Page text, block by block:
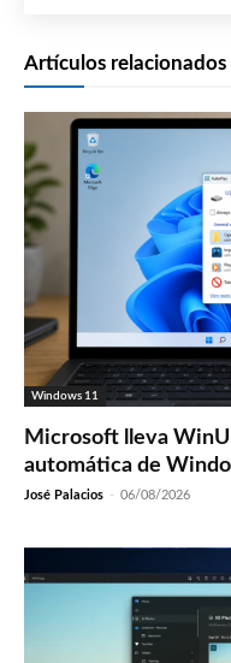
Artículos relacionados
Windows 11
Microsoft lleva
automática de
José Palacios - 06/08/2026